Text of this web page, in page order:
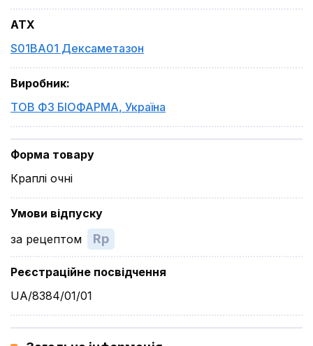
ATX
S01BA01 Дексаметазон
Виробник:
ТОВ ФЗ БІОФАРМА, Україна
Форма товару
Краплі очні
Умови відпуску
за рецептом
Rp
Реєстраційне посвідчення
UA/8384/01/01